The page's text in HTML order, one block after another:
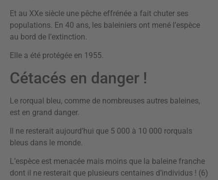
Et au XXe siècle une pêche effrénée a fait chuter ses
populations. En 40 ans, les baleiniers ont mené l’espèce
au bord de l’extinction.
Elle a été protégée en 1955.
Cétacés en danger !
Le rorqual bleu, comme de nombreuses autres baleines,
est en grand danger.
Il ne resterait aujourd’hui que 5 000 à 10 000 rorquals
bleus dans le monde.
L’espèce est menacée mais moins que la baleine franche
dont il ne resterait que plusieurs centaines d’individus ! (6)